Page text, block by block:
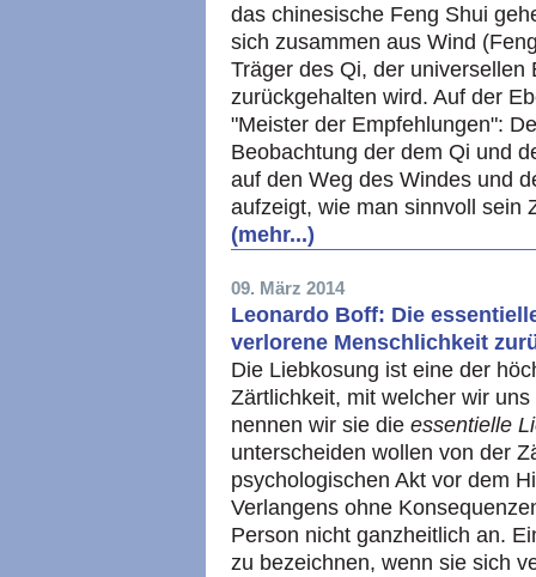
das chinesische Feng Shui
sich zusammen aus Wind
Träger des Qi, der universellen
zurückgehalten wird. Auf der
"Meister der Empfehlungen":
Beobachtung der dem Qi und
auf den Weg des Windes und
aufzeigt, wie man sinnvoll sein
(mehr...)
09. März 2014
Leonardo Boff: Die
verlorene Menschlichkeit
Die Liebkosung ist eine der
Zärtlichkeit, mit welcher wir
nennen wir sie die essentielle
unterscheiden wollen von der
psychologischen Akt vor dem
Verlangens ohne
Person nicht ganzheitlich an.
zu bezeichnen, wenn sie sich